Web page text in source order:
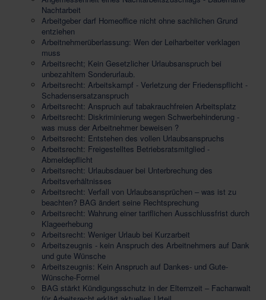
Nachtarbeit
Arbeitgeber darf Homeoffice nicht ohne sachlichen Grund
entziehen
Arbeitnehmerüberlassung: Wen der Leiharbeiter verklagen
muss
Arbeitsrecht; Kein Gesetzlicher Urlaubsanspruch bei
unbezahltem Sonderurlaub.
Arbeitsrecht: Arbeitskampf - Verletzung der Friedenspflicht -
Schadensersatzanspruch
Arbeitsrecht: Anspruch auf tabakrauchfreien Arbeitsplatz
Arbeitsrecht: Diskriminierung wegen Schwerbehinderung -
was muss der Arbeitnehmer beweisen ?
Arbeitsrecht: Entstehen des vollen Urlaubsanspruchs
Arbeitsrecht: Freigestelltes Betriebsratsmitglied -
Abmeldepflicht
Arbeitsrecht: Urlaubsdauer bei Unterbrechung des
Arbeitsverhältnisses
Arbeitsrecht: Verfall von Urlaubsansprüchen – was ist zu
beachten? BAG ändert seine Rechtsprechung
Arbeitsrecht: Wahrung einer tariflichen Ausschlussfrist durch
Klageerhebung
Arbeitsrecht: Weniger Urlaub bei Kurzarbeit
Arbeitszeugnis - kein Anspruch des Arbeitnehmers auf Dank
und gute Wünsche
Arbeitszeugnis: Kein Anspruch auf Dankes- und Gute-
Wünsche-Formel
BAG stärkt Kündigungsschutz in der Elternzeit – Fachanwalt